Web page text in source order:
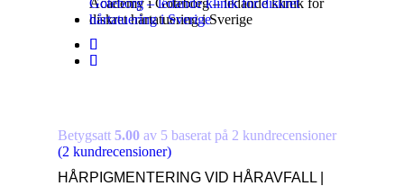
Betygsatt 5.00 av 5 baserat på 2 kundrecensioner
(2 kundrecensioner)
HÅRPIGMENTERING VID HÅRAVFALL |